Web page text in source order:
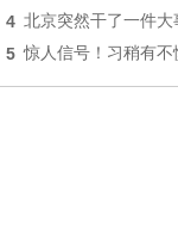
4 北京突然干了一件
5 惊人信号！习稍有不